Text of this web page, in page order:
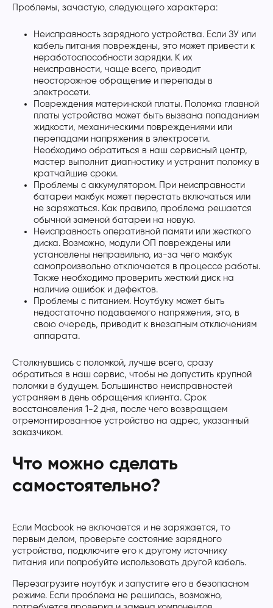
Проблемы, зачастую, следующего характера:
Неисправность зарядного устройства. Если ЗУ или
кабель питания повреждены, это может привести к
неработоспособности зарядки. К их
неисправности, чаще всего, приводит
неосторожное обращение и перепады в
электросети.
Повреждения материнской платы. Поломка главной
платы устройства может быть вызвана попаданием
жидкости, механическими повреждениями или
перепадами напряжения в электросети.
Необходимо обратиться в наш сервисный центр,
мастер выполнит диагностику и устранит поломку в
кратчайшие сроки.
Проблемы с аккумулятором. При неисправности
батареи макбук может перестать включаться или
не заряжаться. Как правило, проблема решается
обычной заменой батареи на новую.
Неисправность оперативной памяти или жесткого
диска. Возможно, модули ОП повреждены или
установлены неправильно, из-за чего макбук
самопроизвольно отключается в процессе работы.
Также необходимо проверить жесткий диск на
наличие ошибок и дефектов.
Проблемы с питанием. Ноутбуку может быть
недостаточно подаваемого напряжения, это, в
свою очередь, приводит к внезапным отключениям
аппарата.
Столкнувшись с поломкой, лучше всего, сразу
обратиться в наш сервис, чтобы не допустить крупной
поломки в будущем. Большинство неисправностей
устраняем в день обращения клиента. Срок
восстановления 1-2 дня, после чего возвращаем
отремонтированное устройство на адрес, указанный
заказчиком.
Что можно сделать
самостоятельно?
Если Macbook не включается и не заряжается, то
первым делом, проверьте состояние зарядного
устройства, подключите его к другому источнику
питания или попробуйте использовать другой кабель.
Перезагрузите ноутбук и запустите его в безопасном
режиме. Если проблема не решилась, возможно,